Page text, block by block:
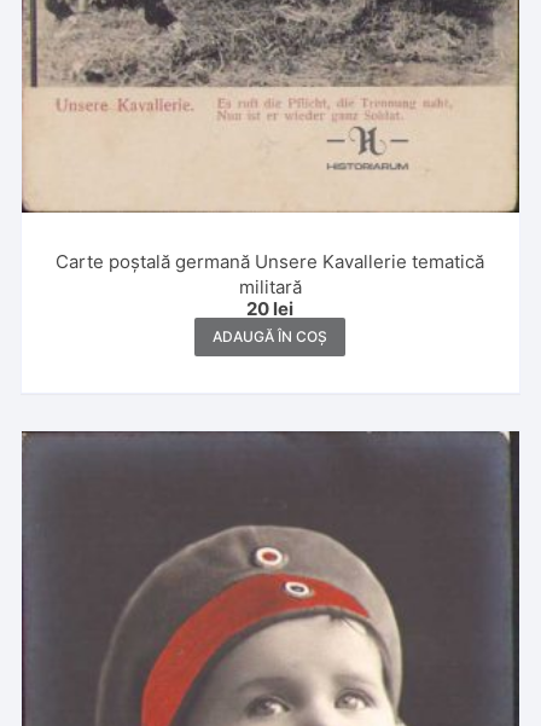
Carte poștală germană Unsere Kavallerie tematică
militară
20 lei
ADAUGĂ ÎN COȘ